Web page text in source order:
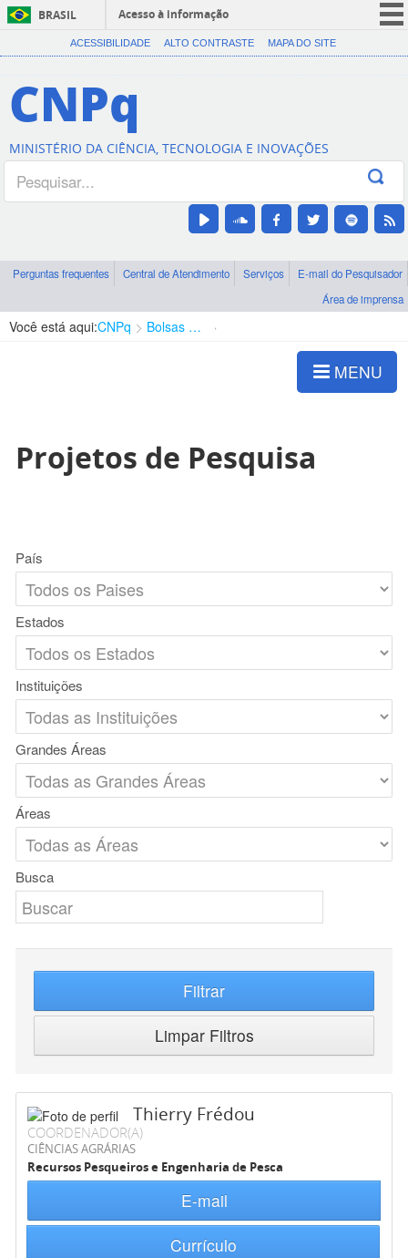
BRASIL
Acesso à informação
CORONAVÍRUS (COVID-19)
Canais
ACESSIBILIDADE ALTO CONTRASTE MAPA DO SITE
CNPq
MINISTÉRIO DA CIÊNCIA, TECNOLOGIA E INOVAÇÕES
Perguntas frequentes Central de Atendimento Serviços
E-mail do Pesquisador
Área de imprensa
Você está aqui:CNPq Bolsas e Auxílios Vigentes
MENU
Projetos de Pesquisa
País
Estados
Instituições
Grandes Áreas
Áreas
Busca
Filtrar
Limpar Filtros
Thierry Frédou
COORDENADOR(A)
CIÊNCIAS AGRÁRIAS
Recursos Pesqueiros e Engenharia de Pesca
E-mail
Currículo